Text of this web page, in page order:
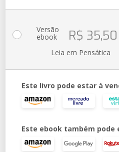
Versão
ebook R$ 35,50
Leia em Pensática
Este livro pode estar à
Este ebook também pode